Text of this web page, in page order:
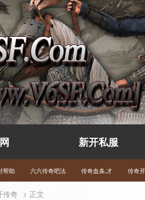
新开私服
帮助 六六传奇吧法 传奇血条,才 传奇
传奇 > 正文